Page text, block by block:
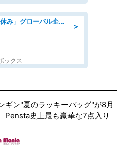
＞
09月開始/「土日祝休み」グローバル企業での産業保健のお仕事/保健師/高時給/残業なし/服装自由
ックス
ギン"夏のラッキーバッグ"が8月
Pensta史上最も豪華な7点入り